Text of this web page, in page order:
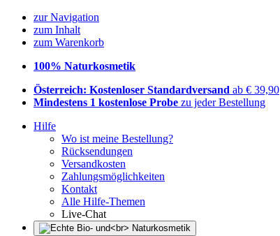
zur Navigation
zum Inhalt
zum Warenkorb
100% Naturkosmetik
Österreich: Kostenloser Standardversand ab € 39,90
Mindestens 1 kostenlose Probe zu jeder Bestellung
Hilfe
Wo ist meine Bestellung?
Rücksendungen
Versandkosten
Zahlungsmöglichkeiten
Kontakt
Alle Hilfe-Themen
Live-Chat